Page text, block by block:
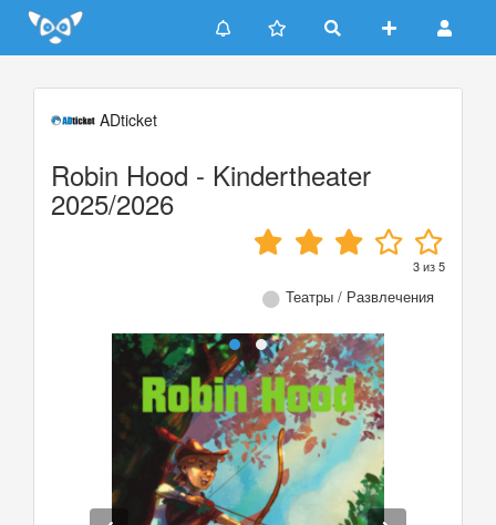
Update cookies preferences
ADticket
Robin Hood - Kindertheater
2025/2026
3из5
Театры / Развлечения